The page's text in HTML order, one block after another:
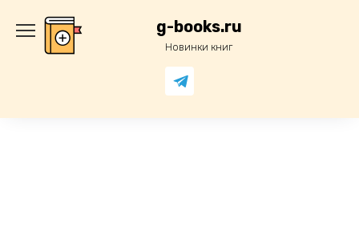
содержанию
g-books.ru
Новинки книг